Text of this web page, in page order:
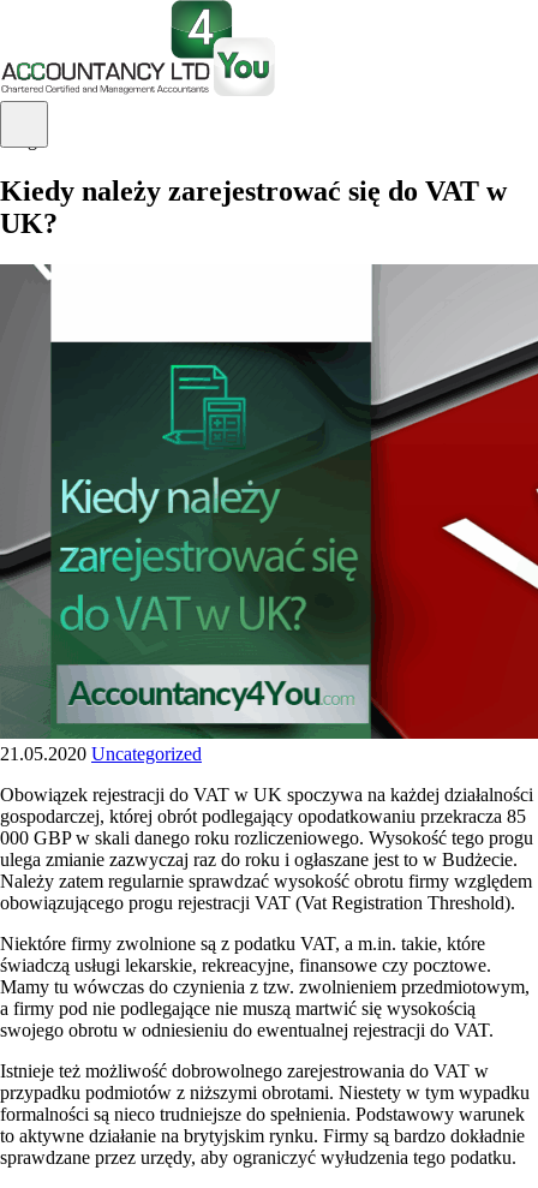
Blog
Kiedy należy zarejestrować się do VAT w
UK?
21.05.2020 Uncategorized
Obowiązek rejestracji do VAT w UK spoczywa na każdej działalności
gospodarczej, której obrót podlegający opodatkowaniu przekracza 85
000 GBP w skali danego roku rozliczeniowego. Wysokość tego progu
ulega zmianie zazwyczaj raz do roku i ogłaszane jest to w Budżecie.
Należy zatem regularnie sprawdzać wysokość obrotu firmy względem
obowiązującego progu rejestracji VAT (Vat Registration Threshold).
Niektóre firmy zwolnione są z podatku VAT, a m.in. takie, które
świadczą usługi lekarskie, rekreacyjne, finansowe czy pocztowe.
Mamy tu wówczas do czynienia z tzw. zwolnieniem przedmiotowym,
a firmy pod nie podlegające nie muszą martwić się wysokością
swojego obrotu w odniesieniu do ewentualnej rejestracji do VAT.
Istnieje też możliwość dobrowolnego zarejestrowania do VAT w
przypadku podmiotów z niższymi obrotami. Niestety w tym wypadku
formalności są nieco trudniejsze do spełnienia. Podstawowy warunek
to aktywne działanie na brytyjskim rynku. Firmy są bardzo dokładnie
sprawdzane przez urzędy, aby ograniczyć wyłudzenia tego podatku.